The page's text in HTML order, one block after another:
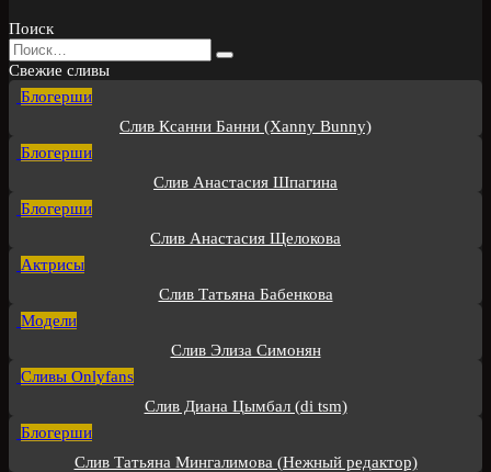
Поиск
Search
for:
Свежие сливы
Блогерши
Слив Ксанни Банни (Xanny Bunny)
Блогерши
Слив Анастасия Шпагина
Блогерши
Слив Анастасия Щелокова
Актрисы
Слив Татьяна Бабенкова
Модели
Слив Элиза Симонян
Сливы Onlyfans
Слив Диана Цымбал (di tsm)
Блогерши
Слив Татьяна Мингалимова (Нежный редактор)